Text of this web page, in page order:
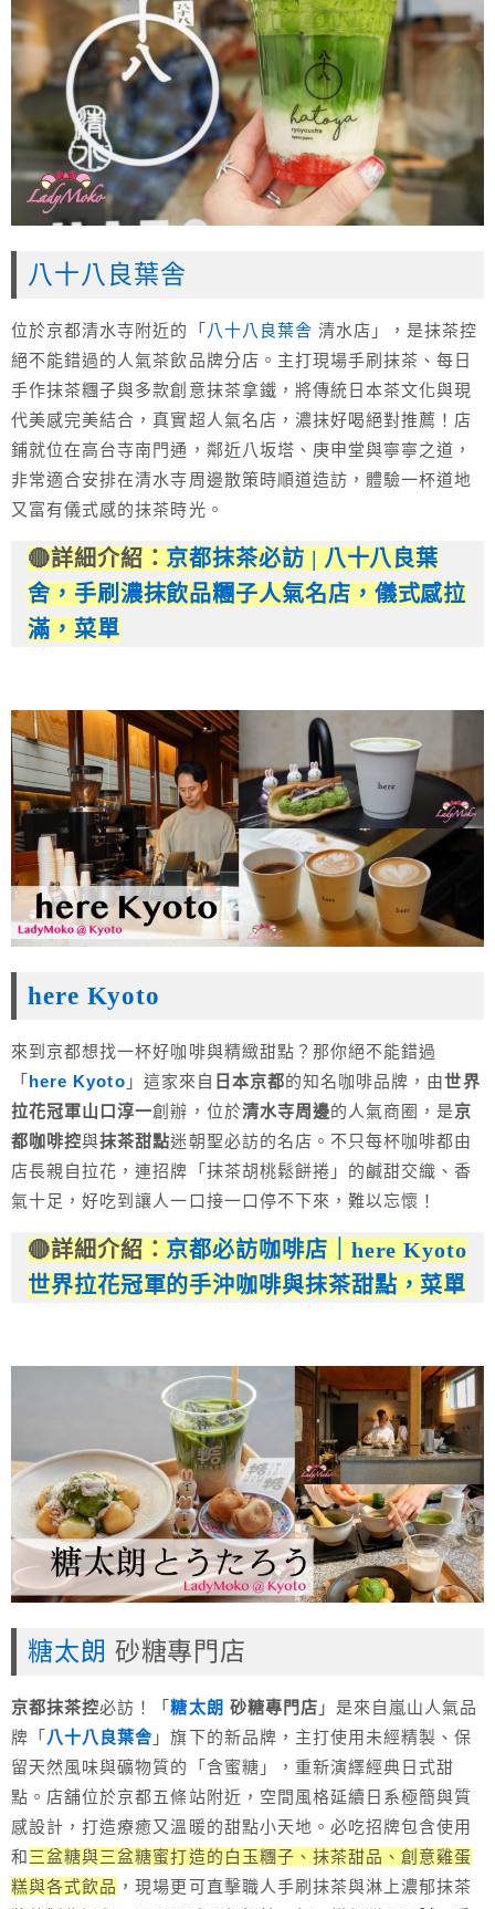
八十八良葉舎
位於京都清水寺附近的「 八十八良葉舎 清水店」，是抹茶控
絕不能錯過的人氣茶飲品牌分店。主打現場手刷抹茶、每日
手作抹茶糰子與多款創意抹茶拿鐵，將傳統日本茶文化與現
代美感完美結合，真實超人氣名店，濃抹好喝絕對推薦！店
鋪就位在高台寺南門通，鄰近八坂塔、庚申堂與寧寧之道，
非常適合安排在清水寺周邊散策時順道造訪，體驗一杯道地
又富有儀式感的抹茶時光。
🔴詳細介紹： 京都抹茶必訪 | 八十八良葉
舍，手刷濃抹飲品糰子人氣名店，儀式感拉
滿，菜單
here Kyoto
來到京都想找一杯好咖啡與精緻甜點？那你絕不能錯過
「 here Kyoto 」這家來自 日本京都的知名咖啡品牌，由世界
拉花冠軍山口淳一創辦，位於清水寺周邊的人氣商圈，是京
都咖啡控與抹茶甜點迷朝聖必訪的名店。不只每杯咖啡都由
店長親自拉花，連招牌「抹茶胡桃鬆餅捲」的鹹甜交織、香
氣十足，好吃到讓人一口接一口停不下來，難以忘懷！
🔴詳細介紹： 京都必訪咖啡店｜here Kyoto
世界拉花冠軍的手沖咖啡與抹茶甜點，菜單
糖太朗 砂糖專門店
京都抹茶控必訪！「糖太朗 砂糖專門店 」是來自嵐山人氣品
牌「 八十八良葉舎 」旗下的新品牌，主打使用未經精製、保
留天然風味與礦物質的「含蜜糖」，重新演繹經典日式甜
點。店舖位於京都五條站附近，空間風格延續日系極簡與質
感設計，打造療癒又溫暖的甜點小天地。必吃招牌包含使用
和三盆糖與三盆糖蜜打造的白玉糰子、抹茶甜品、創意雞蛋
糕與各式飲品 ，現場更可直擊職人手刷抹茶與淋上濃郁抹茶